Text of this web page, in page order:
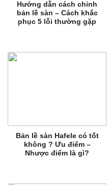
Hướng dẫn cách chỉnh
bản lề sàn – Cách khắc
phục 5 lỗi thường gặp
Bản lề sàn Hafele có tốt
không ? Ưu điểm –
Nhược điểm là gì?